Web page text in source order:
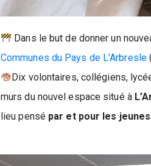
Dans le but de donner un
Communes du Pays de L’Arbresle
Dix volontaires, collégiens,
murs du nouvel espace situé à
lieu pensé par et pour les jeunes.